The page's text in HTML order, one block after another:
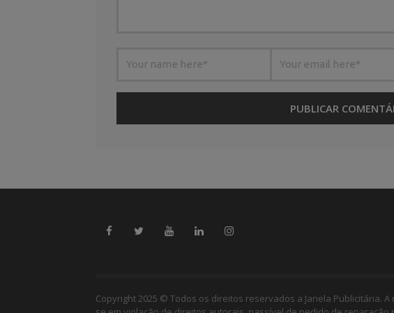
Copyright 2025 © Todos os direitos reservados a Janela Publicitária.